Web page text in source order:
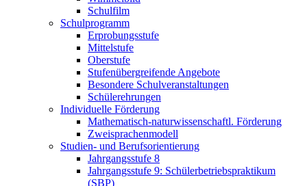
Schulfilm
Schulprogramm
Erprobungsstufe
Mittelstufe
Oberstufe
Stufenübergreifende Angebote
Besondere Schulveranstaltungen
Schülerehrungen
Individuelle Förderung
Mathematisch-naturwissenschaftl. Förderung
Zweisprachenmodell
Studien- und Berufsorientierung
Jahrgangsstufe 8
Jahrgangsstufe 9: Schülerbetriebspraktikum
(SBP)